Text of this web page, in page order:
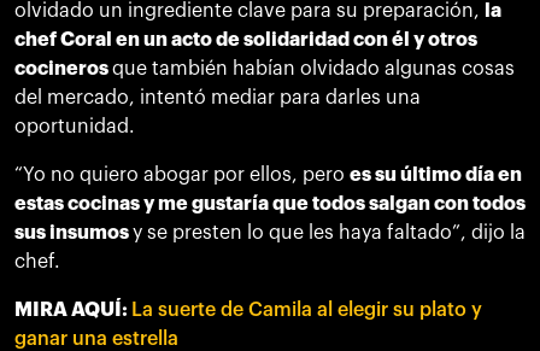
olvidado un ingrediente clave para su preparación,
la
chef Coral en un acto de solidaridad con él y otros
cocinerosque también habían olvidado algunas cosas
del mercado, intentó mediar para darles una
oportunidad.
“Yo no quiero abogar por ellos, pero es su último día en
estas cocinas y me gustaría que todos salgan con todos
sus insumosy se presten lo que les haya faltado”, dijo la
chef.
MIRA AQUÍ: La suerte de Camila al elegir su plato y
ganar una estrella